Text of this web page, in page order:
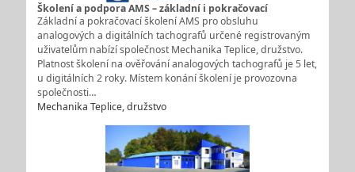
Školení a podpora AMS – základní i pokračovací
Základní a pokračovací školení AMS pro obsluhu
analogových a digitálních tachografů určené registrovaným
uživatelům nabízí společnost Mechanika Teplice, družstvo.
Platnost školení na ověřování analogových tachografů je 5 let,
u digitálních 2 roky. Místem konání školení je provozovna
společnosti…
Mechanika Teplice, družstvo